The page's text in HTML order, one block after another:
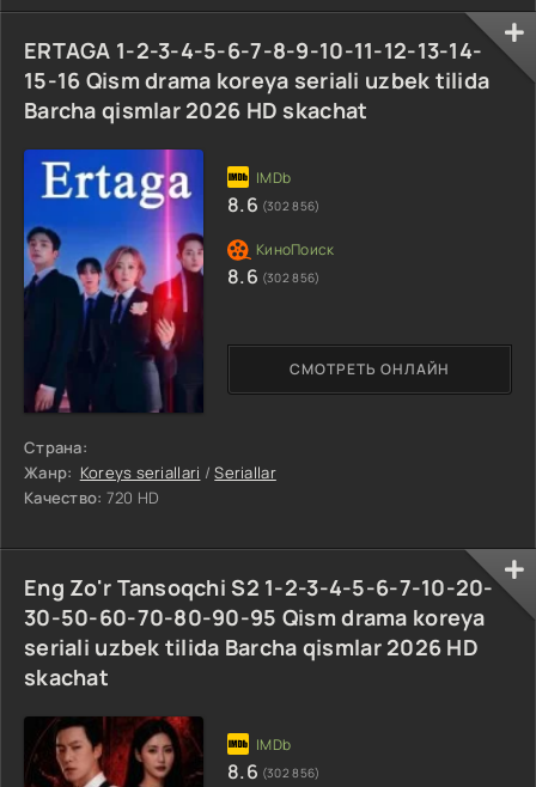
ERTAGA 1-2-3-4-5-6-7-8-9-10-11-12-13-14-
15-16 Qism drama koreya seriali uzbek tilida
Barcha qismlar 2026 HD skachat
Страна:
Жанр: Koreys seriallari /Seriallar
Качество: 720 HD
СМОТРЕТЬ ОНЛАЙН
8.6 (302 856)
8.6 (302 856)
Eng Zo'r Tansoqchi S2 1-2-3-4-5-6-7-10-20-
30-50-60-70-80-90-95 Qism drama koreya
seriali uzbek tilida Barcha qismlar 2026 HD
skachat
8.6 (302 856)